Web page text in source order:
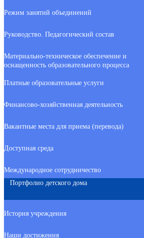
Режим занятий объединений
Руководство. Педагогический состав
Материально-техническое обеспечение и
оснащенность образовательного процесса
Платные образовательные услуги
Финансово-хозяйственная деятельность
Вакантные места для приема (перевода)
Доступная среда
Международное сотрудничество
Портфолио детского дома
История учреждения
Наши достижения